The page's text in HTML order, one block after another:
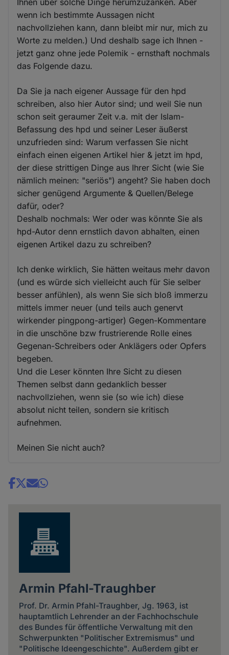
wenn ich bestimmte Aussagen nicht
nachvollziehen kann, dann bleibt mir nur, mich zu
Worte zu melden.) Und deshalb sage ich Ihnen -
jetzt ganz ohne jede Polemik - ernsthaft nochmals
das Folgende dazu.
Da Sie ja nach eigener Aussage für den hpd
schreiben, also hier Autor sind; und weil Sie nun
schon seit geraumer Zeit v.a. mit der Islam-
Befassung des hpd und seiner Leser äußerst
unzufrieden sind: Warum verfassen Sie nicht
einfach einen eigenen Artikel hier & jetzt im hpd,
der diese strittigen Dinge aus Ihrer Sicht (wie Sie
nämlich meinen: "seriös") angeht? Sie haben doch
sicher genügend Argumente & Quellen/Belege
dafür, oder?
Deshalb nochmals: Wer oder was könnte Sie als
hpd-Autor denn ernstlich davon abhalten, einen
eigenen Artikel dazu zu schreiben?
Ich denke wirklich, Sie hätten weitaus mehr davon
(und es würde sich vielleicht auch für Sie selber
besser anfühlen), als wenn Sie sich bloß immerzu
mittels immer neuer (und teils auch genervt
wirkender pingpong-artiger) Gegen-Kommentare
in die unschöne bzw frustrierende Rolle eines
Gegenan-Schreibers oder Anklägers oder Opfers
begeben.
Und die Leser könnten Ihre Sicht zu diesen
Themen selbst dann gedanklich besser
nachvollziehen, wenn sie (so wie ich) diese
absolut nicht teilen, sondern sie kritisch
aufnehmen.
Meinen Sie nicht auch?
Share
Armin Pfahl-Traughber
Prof. Dr. Armin Pfahl-Traughber, Jg. 1963, ist
hauptamtlich Lehrender an der Fachhochschule
des Bundes für öffentliche Verwaltung mit den
Schwerpunkten "Politischer Extremismus" und
"Politische Ideengeschichte". Außerdem gibt er